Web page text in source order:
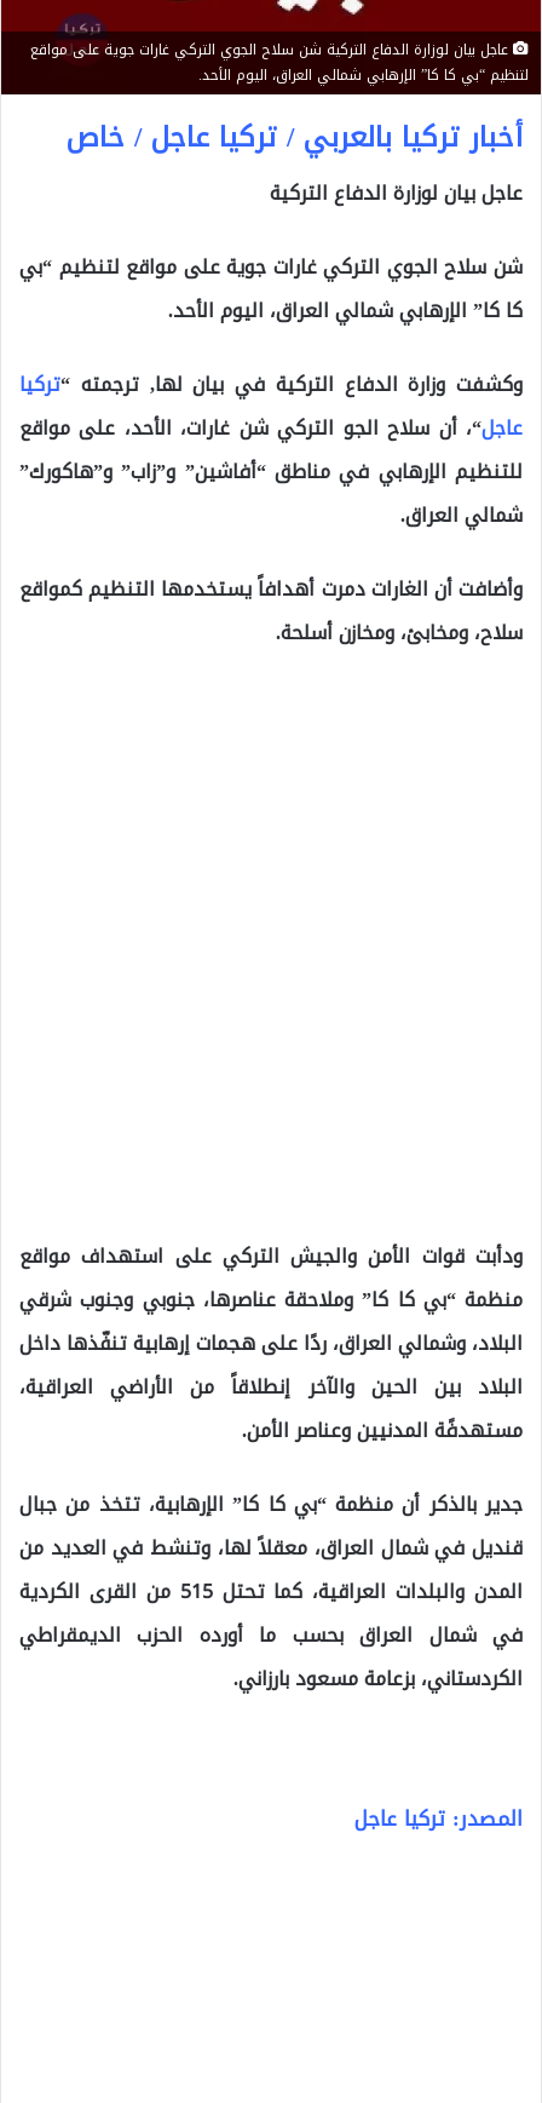
عاجل بيان لوزارة الدفاع التركية شن سلاح الجوي التركي غارات جوية على مواقع
لتنظيم “بي كا كا” الإرهابي شمالي العراق، اليوم الأحد.
أخبار تركيا بالعربي / تركيا عاجل / خاص
عاجل بيان لوزارة الدفاع التركية
شن سلاح الجوي التركي غارات جوية على مواقع لتنظيم “بي
كا كا” الإرهابي شمالي العراق، اليوم الأحد.
وكشفت وزارة الدفاع التركية في بيان لها, ترجمته “تركيا
عاجل“، أن سلاح الجو التركي شن غارات، الأحد، على مواقع
للتنظيم الإرهابي في مناطق “أفاشين” و”زاب” و”هاكورك”
شمالي العراق.
وأضافت أن الغارات دمرت أهدافاً يستخدمها التنظيم كمواقع
سلاح، ومخابئ، ومخازن أسلحة.
ودأبت قوات الأمن والجيش التركي على استهداف مواقع
منظمة “بي كا كا” وملاحقة عناصرها، جنوبي وجنوب شرقي
البلاد، وشمالي العراق، ردًا على هجمات إرهابية تنفّذها داخل
البلاد بين الحين والآخر إنطلاقاً من الأراضي العراقية،
مستهدفًة المدنيين وعناصر الأمن.
جدير بالذكر أن منظمة “بي كا كا” الإرهابية، تتخذ من جبال
قنديل في شمال العراق، معقلاً لها، وتنشط في العديد من
المدن والبلدات العراقية، كما تحتل 515 من القرى الكردية
في شمال العراق بحسب ما أورده الحزب الديمقراطي
الكردستاني، بزعامة مسعود بارزاني.
المصدر: تركيا عاجل